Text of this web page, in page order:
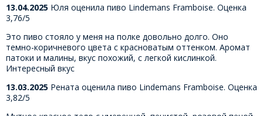
13.04.2025 Юля оценила пиво Lindemans Framboise. Оценка
3,76/5
Это пиво стояло у меня на полке довольно долго. Оно
темно-коричневого цвета с красноватым оттенком. Аромат
патоки и малины, вкус похожий, с легкой кислинкой.
Интересный вкус
13.03.2025 Рената оценила пиво Lindemans Framboise. Оценка
3,82/5